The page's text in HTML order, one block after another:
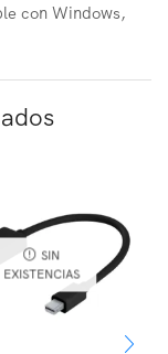
con Windows,
SIN
EXISTENCIAS